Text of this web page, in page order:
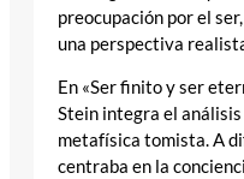
preocupación por el
una perspectiva
En «Ser finito y ser
Stein integra el
metafísica tomista. A
centraba en la